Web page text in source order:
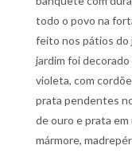
todo o povo na
feito nos pátios do
jardim foi
violeta, com
prata pendentes
de ouro e prata
mármore,